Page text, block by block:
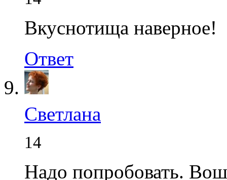
Вкуснотища наверное!
Ответ
Светлана
14
Надо попробовать.